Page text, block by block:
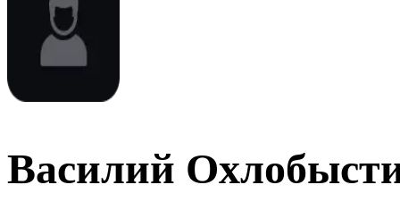
Василий